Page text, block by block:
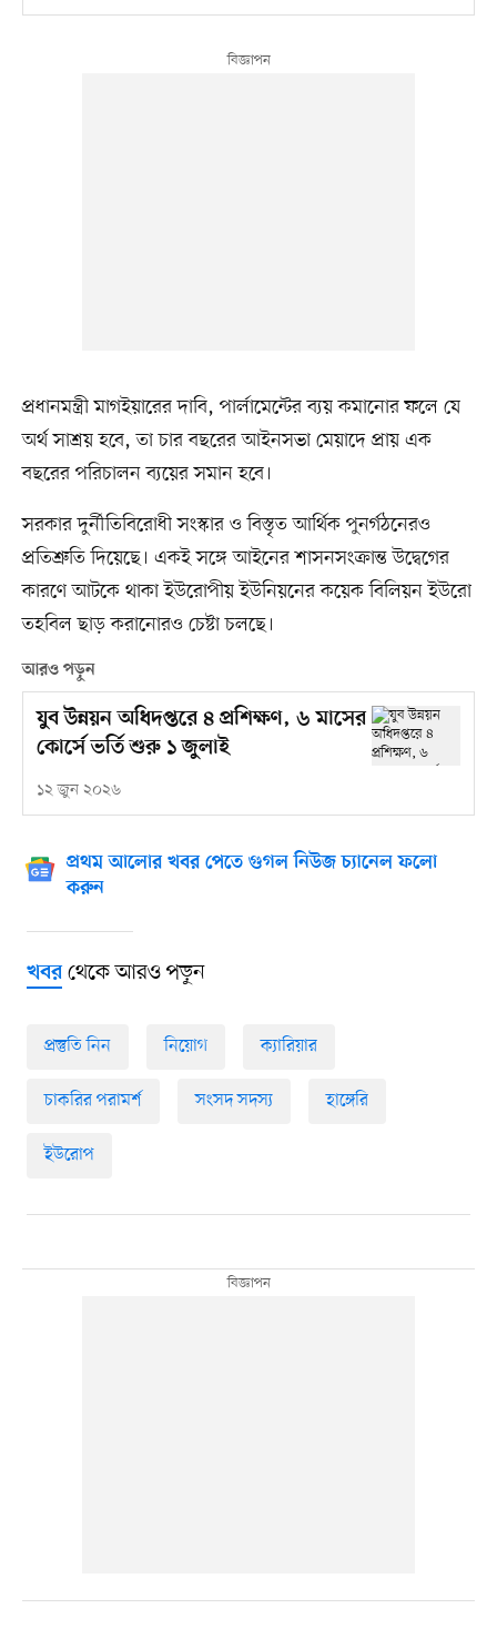
প্রধানমন্ত্রী মাগইয়ারের দাবি, পার্লামেন্টের ব্যয় কমানোর ফলে যে
অর্থ সাশ্রয় হবে, তা চার বছরের আইনসভা মেয়াদে প্রায় এক
বছরের পরিচালন ব্যয়ের সমান হবে।
সরকার দুর্নীতিবিরোধী সংস্কার ও বিস্তৃত আর্থিক পুনর্গঠনেরও
প্রতিশ্রুতি দিয়েছে। একই সঙ্গে আইনের শাসনসংক্রান্ত উদ্বেগের
কারণে আটকে থাকা ইউরোপীয় ইউনিয়নের কয়েক বিলিয়ন ইউরো
তহবিল ছাড় করানোরও চেষ্টা চলছে।
আরও পড়ুন
যুব উন্নয়ন অধিদপ্তরে ৪ প্রশিক্ষণ, ৬ মাসের
কোর্সে ভর্তি শুরু ১ জুলাই
১২ জুন ২০২৬
প্রথম আলোর খবর পেতে গুগল নিউজ চ্যানেল ফলো
করুন
খবরথেকে আরও পড়ুন
প্রস্তুতি নিন নিয়োগ ক্যারিয়ার
চাকরির পরামর্শ সংসদ সদস্য হাঙ্গেরি
ইউরোপ